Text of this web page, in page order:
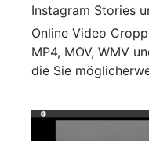
Instagram Stories
Online Video
MP4, MOV, WMV
die Sie